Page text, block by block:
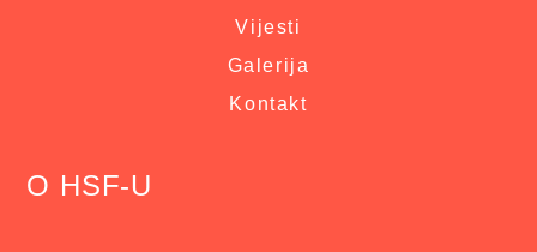
Vijesti
Galerija
Kontakt
O HSF-U